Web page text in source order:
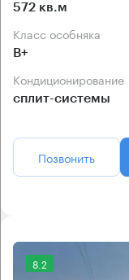
572 кв.м
Класс особняка
B+
Кондиционирование
сплит-системы
Позвонить
8.2